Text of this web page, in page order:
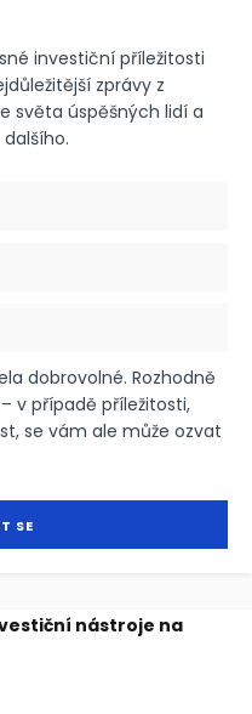
investiční příležitosti
zprávy z
světa úspěšných lidí a
dobrovolné. Rozhodně
v případě příležitosti,
se vám ale může ozvat
nástroje na